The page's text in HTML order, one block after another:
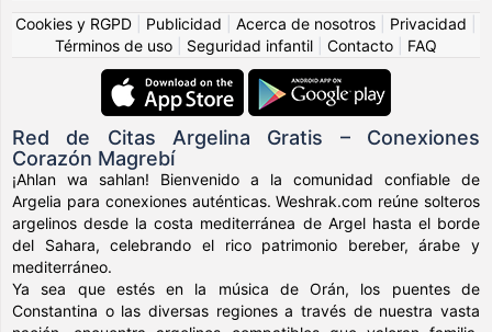
Cookies y RGPD
Publicidad Acerca de nosotros Privacidad
Términos de uso
Seguridad infantil Contacto FAQ
Red de Citas Argelina Gratis – Conexiones
Corazón Magrebí
¡Ahlan wa sahlan! Bienvenido a la comunidad confiable de
Argelia para conexiones auténticas. Weshrak.com reúne solteros
argelinos desde la costa mediterránea de Argel hasta el borde
del Sahara, celebrando el rico patrimonio bereber, árabe y
mediterráneo.
Ya sea que estés en la música de Orán, los puentes de
Constantina o las diversas regiones a través de nuestra vasta